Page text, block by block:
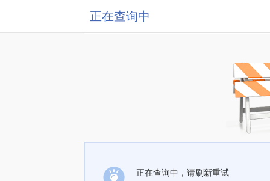
正在查询中
正在查询中，请刷新重试